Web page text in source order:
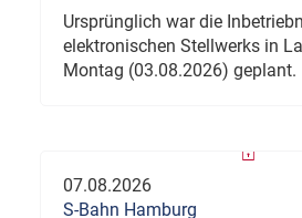
Ursprünglich war die
elektronischen Stellwerks in
Montag (03.08.2026) geplant.
07.08.2026
S-Bahn Hamburg